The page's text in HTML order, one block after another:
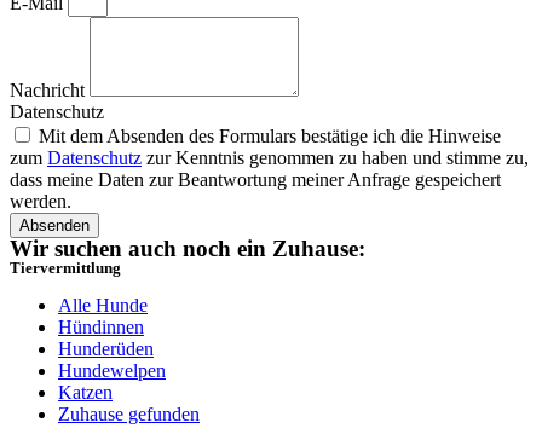
Nachricht
Datenschutz
Mit dem Absenden des Formulars bestätige ich die Hinweise
zum Datenschutz zur Kenntnis genommen zu haben und stimme zu,
dass meine Daten zur Beantwortung meiner Anfrage gespeichert
werden.
Absenden
Wir suchen auch noch ein Zuhause:
Tiervermittlung
Alle Hunde
Hündinnen
Hunderüden
Hundewelpen
Katzen
Zuhause gefunden